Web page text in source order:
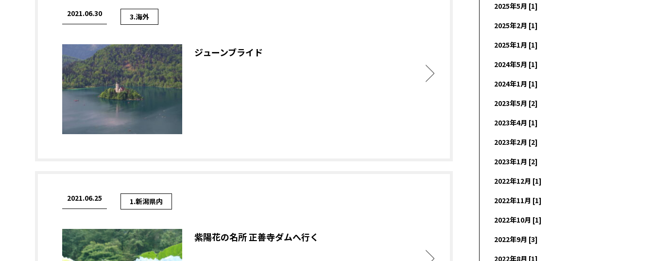
2021.06.30 3.海外
ジューンブライド
2021.06.25 1.新潟県内
紫陽花の名所 正善寺ダムへ行く
2025年5月 [1]
2025年2月 [1]
2025年1月 [1]
2024年5月 [1]
2024年1月 [1]
2023年5月 [2]
2023年4月 [1]
2023年2月 [2]
2023年1月 [2]
2022年12月 [1]
2022年11月 [1]
2022年10月 [1]
2022年9月 [3]
2022年8月 [1]